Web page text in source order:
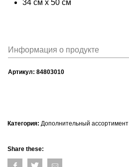
34 см x 50 см
Информация о продукте
Артикул: 84803010
Категория: Дополнительный ассортимент
Share these: